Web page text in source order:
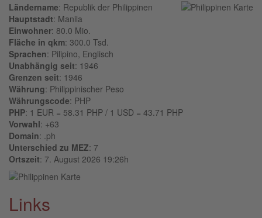
Ländername: Republik der Philippinen
Hauptstadt: Manila
Einwohner: 80.0 Mio.
Fläche in qkm: 300.0 Tsd.
Sprachen: Pilipino, Englisch
Unabhängig seit: 1946
Grenzen seit: 1946
Währung: Philippinischer Peso
Währungscode: PHP
PHP: 1 EUR = 58.31 PHP / 1 USD = 43.71 PHP
Vorwahl: +63
Domain: .ph
Unterschied zu MEZ: 7
Ortszeit: 7. August 2026 19:26h
Links